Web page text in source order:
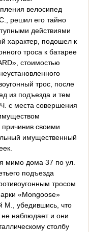
велосипед
решил его тайно
действиями
характер, подошел к
троса к батарее
», стоимостью
трос, после
из подъезда и тем
с места совершения
своими
имущественный
мимо дома 37 по ул.
подъезда
тросом
«Mongoose»
М., убедившись, что
не наблюдает и они
столбу